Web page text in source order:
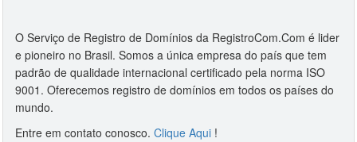
O Serviço de Registro de Domínios da RegistroCom.Com é lider
e pioneiro no Brasil. Somos a única empresa do país que tem
padrão de qualidade internacional certificado pela norma ISO
9001. Oferecemos registro de domínios em todos os países do
mundo.
Entre em contato conosco. Clique Aqui !